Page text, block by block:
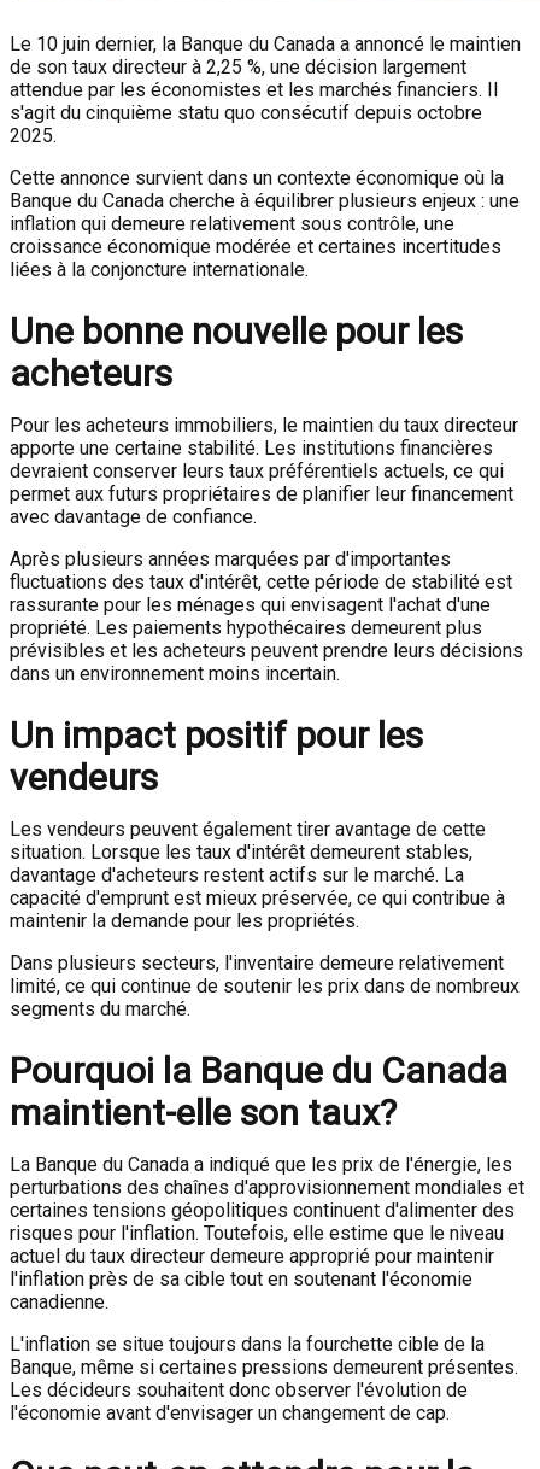
Le 10 juin dernier, la Banque du Canada a annoncé le maintien
de son taux directeur à 2,25 %, une décision largement
attendue par les économistes et les marchés financiers. Il
s'agit du cinquième statu quo consécutif depuis octobre
2025.
Cette annonce survient dans un contexte économique où la
Banque du Canada cherche à équilibrer plusieurs enjeux : une
inflation qui demeure relativement sous contrôle, une
croissance économique modérée et certaines incertitudes
liées à la conjoncture internationale.
Une bonne nouvelle pour les
acheteurs
Pour les acheteurs immobiliers, le maintien du taux directeur
apporte une certaine stabilité. Les institutions financières
devraient conserver leurs taux préférentiels actuels, ce qui
permet aux futurs propriétaires de planifier leur financement
avec davantage de confiance.
Après plusieurs années marquées par d'importantes
fluctuations des taux d'intérêt, cette période de stabilité est
rassurante pour les ménages qui envisagent l'achat d'une
propriété. Les paiements hypothécaires demeurent plus
prévisibles et les acheteurs peuvent prendre leurs décisions
dans un environnement moins incertain.
Un impact positif pour les
vendeurs
Les vendeurs peuvent également tirer avantage de cette
situation. Lorsque les taux d'intérêt demeurent stables,
davantage d'acheteurs restent actifs sur le marché. La
capacité d'emprunt est mieux préservée, ce qui contribue à
maintenir la demande pour les propriétés.
Dans plusieurs secteurs, l'inventaire demeure relativement
limité, ce qui continue de soutenir les prix dans de nombreux
segments du marché.
Pourquoi la Banque du Canada
maintient-elle son taux?
La Banque du Canada a indiqué que les prix de l'énergie, les
perturbations des chaînes d'approvisionnement mondiales et
certaines tensions géopolitiques continuent d'alimenter des
risques pour l'inflation. Toutefois, elle estime que le niveau
actuel du taux directeur demeure approprié pour maintenir
l'inflation près de sa cible tout en soutenant l'économie
canadienne.
L'inflation se situe toujours dans la fourchette cible de la
Banque, même si certaines pressions demeurent présentes.
Les décideurs souhaitent donc observer l'évolution de
l'économie avant d'envisager un changement de cap.